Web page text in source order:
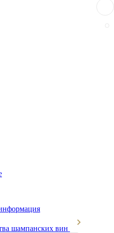
шампанских вин